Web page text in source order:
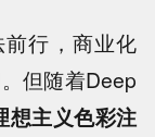
行，商业化
但随着Deep
想主义色彩注